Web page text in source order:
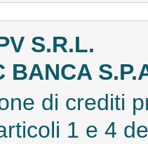
S.R.L.
BANCA
di crediti
1 e 4